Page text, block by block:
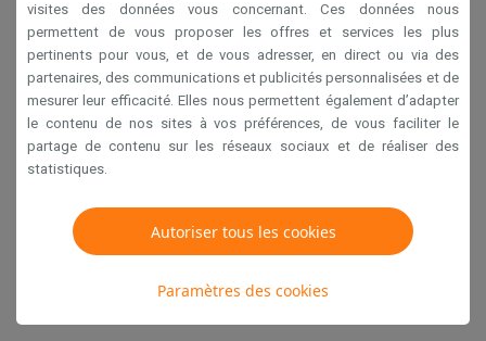
visites des données vous concernant. Ces données nous
permettent de vous proposer les offres et services les plus
pertinents pour vous, et de vous adresser, en direct ou via des
partenaires, des communications et publicités personnalisées et de
mesurer leur efficacité. Elles nous permettent également d’adapter
le contenu de nos sites à vos préférences, de vous faciliter le
partage de contenu sur les réseaux sociaux et de réaliser des
statistiques.
Autoriser tous les cookies
Paramètres des cookies